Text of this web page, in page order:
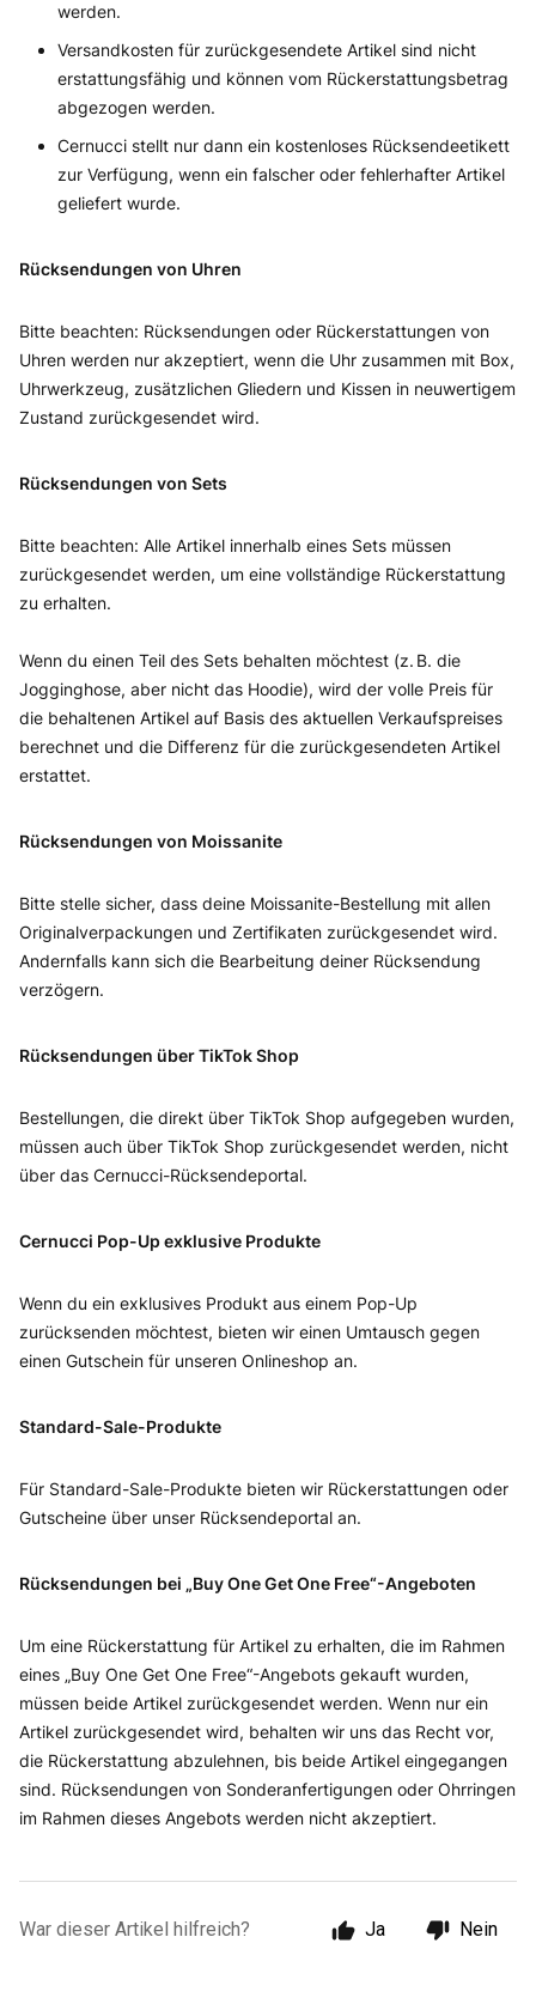
werden.
Versandkosten für zurückgesendete Artikel sind nicht
erstattungsfähig und können vom Rückerstattungsbetrag
abgezogen werden.
Cernucci stellt nur dann ein kostenloses Rücksendeetikett
zur Verfügung, wenn ein falscher oder fehlerhafter Artikel
geliefert wurde.
Rücksendungen von Uhren
Bitte beachten: Rücksendungen oder Rückerstattungen von
Uhren werden nur akzeptiert, wenn die Uhr zusammen mit Box,
Uhrwerkzeug, zusätzlichen Gliedern und Kissen in neuwertigem
Zustand zurückgesendet wird.
Rücksendungen von Sets
Bitte beachten: Alle Artikel innerhalb eines Sets müssen
zurückgesendet werden, um eine vollständige Rückerstattung
zu erhalten.
Wenn du einen Teil des Sets behalten möchtest (z. B. die
Jogginghose, aber nicht das Hoodie), wird der volle Preis für
die behaltenen Artikel auf Basis des aktuellen Verkaufspreises
berechnet und die Differenz für die zurückgesendeten Artikel
erstattet.
Rücksendungen von Moissanite
Bitte stelle sicher, dass deine Moissanite-Bestellung mit allen
Originalverpackungen und Zertifikaten zurückgesendet wird.
Andernfalls kann sich die Bearbeitung deiner Rücksendung
verzögern.
Rücksendungen über TikTok Shop
Bestellungen, die direkt über TikTok Shop aufgegeben wurden,
müssen auch über TikTok Shop zurückgesendet werden, nicht
über das Cernucci-Rücksendeportal.
Cernucci Pop-Up exklusive Produkte
Wenn du ein exklusives Produkt aus einem Pop-Up
zurücksenden möchtest, bieten wir einen Umtausch gegen
einen Gutschein für unseren Onlineshop an.
Standard-Sale-Produkte
Für Standard-Sale-Produkte bieten wir Rückerstattungen oder
Gutscheine über unser Rücksendeportal an.
Rücksendungen bei „Buy One Get One Free“-Angeboten
Um eine Rückerstattung für Artikel zu erhalten, die im Rahmen
eines „Buy One Get One Free“-Angebots gekauft wurden,
müssen beide Artikel zurückgesendet werden. Wenn nur ein
Artikel zurückgesendet wird, behalten wir uns das Recht vor,
die Rückerstattung abzulehnen, bis beide Artikel eingegangen
sind. Rücksendungen von Sonderanfertigungen oder Ohrringen
im Rahmen dieses Angebots werden nicht akzeptiert.
War dieser Artikel hilfreich? Ja Nein